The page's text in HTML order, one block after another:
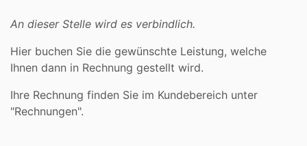
An dieser Stelle wird es verbindlich.
Hier buchen Sie die gewünschte Leistung, welche
Ihnen dann in Rechnung gestellt wird.
Ihre Rechnung finden Sie im Kundebereich unter
"Rechnungen".